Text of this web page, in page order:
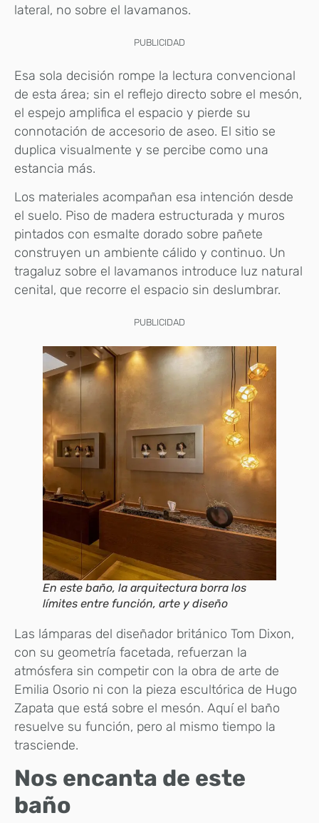
lateral, no sobre el lavamanos.
PUBLICIDAD
Esa sola decisión rompe la lectura convencional
de esta área; sin el reflejo directo sobre el mesón,
el espejo amplifica el espacio y pierde su
connotación de accesorio de aseo. El sitio se
duplica visualmente y se percibe como una
estancia más.
Los materiales acompañan esa intención desde
el suelo. Piso de madera estructurada y muros
pintados con esmalte dorado sobre pañete
construyen un ambiente cálido y continuo. Un
tragaluz sobre el lavamanos introduce luz natural
cenital, que recorre el espacio sin deslumbrar.
PUBLICIDAD
En este baño, la arquitectura borra los
límites entre función, arte y diseño
Las lámparas del diseñador británico Tom Dixon,
con su geometría facetada, refuerzan la
atmósfera sin competir con la obra de arte de
Emilia Osorio ni con la pieza escultórica de Hugo
Zapata que está sobre el mesón. Aquí el baño
resuelve su función, pero al mismo tiempo la
trasciende.
Nos encanta de este
baño